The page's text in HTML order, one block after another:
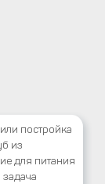
постройка
из
для питания